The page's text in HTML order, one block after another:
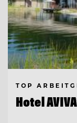
TOP
Hotel